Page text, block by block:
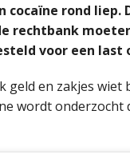
cocaïne rond liep.
rechtbank
voor een last
geld en zakjes
wordt